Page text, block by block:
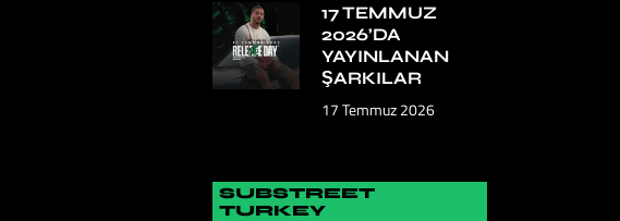
17 TEMMUZ
2026’DA
YAYINLANAN
ŞARKILAR
17 Temmuz 2026
SUBSTREET
TURKEY